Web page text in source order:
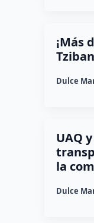
¡Más
Dulce
UAQ
la
Dulce